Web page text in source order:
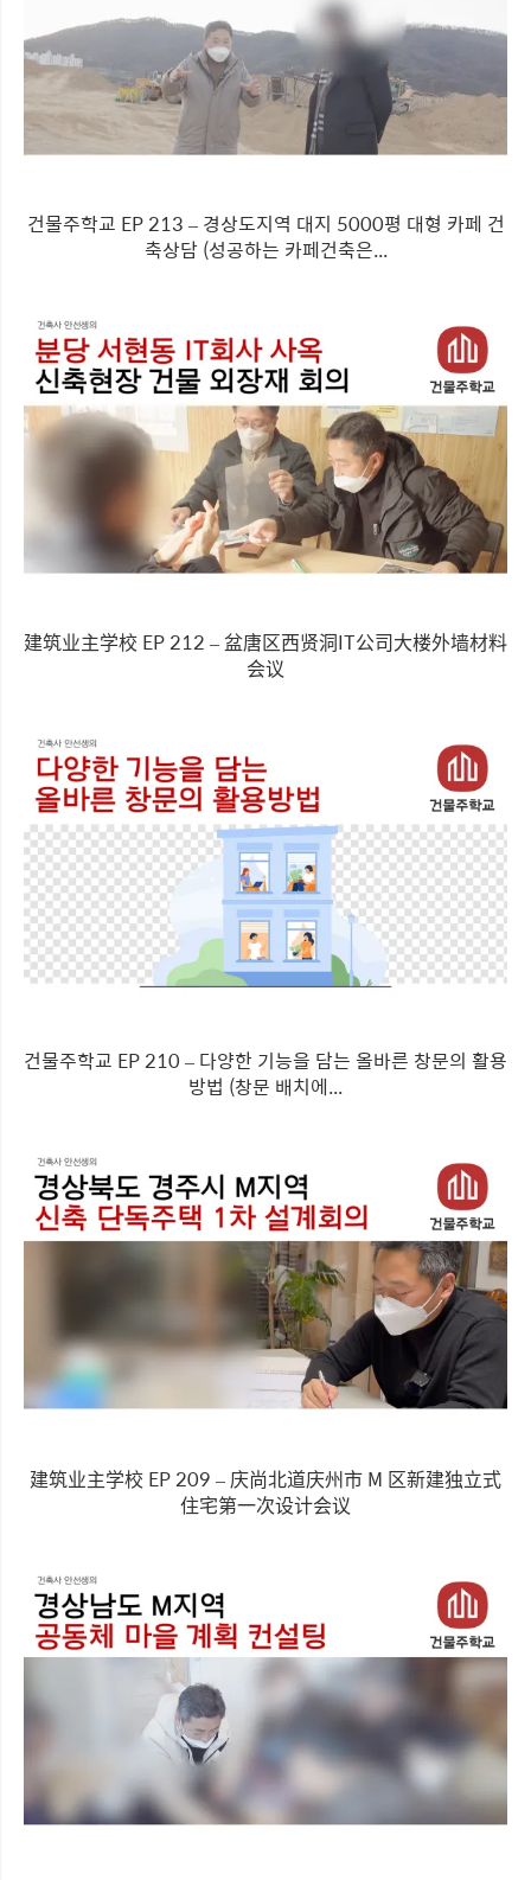
건물주학교 EP 213 – 경상도지역 대지 5000평 대형 카페 건
축상담 (성공하는 카페건축은...
建筑业主学校 EP 212 – 盆唐区西贤洞IT公司大楼外墙材料
会议
건물주학교 EP 210 – 다양한 기능을 담는 올바른 창문의 활용
방법 (창문 배치에...
建筑业主学校 EP 209 – 庆尚北道庆州市 M 区新建独立式
住宅第一次设计会议